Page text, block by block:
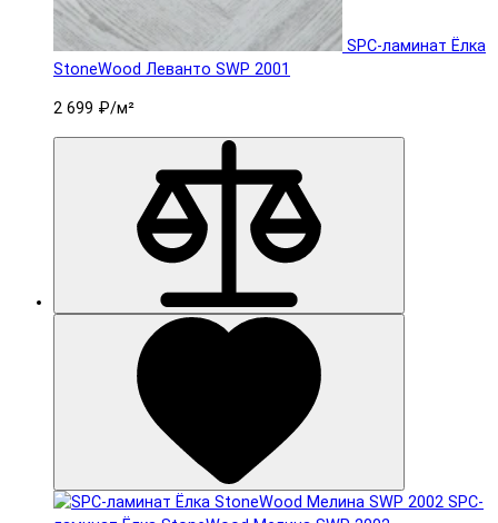
SPC-ламинат Ëлка
StoneWood Леванто SWP 2001
2 699 ₽/м²
SPC-